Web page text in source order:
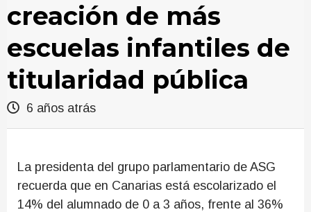
creación de más
escuelas infantiles de
titularidad pública
6 años atrás
La presidenta del grupo parlamentario de ASG
recuerda que en Canarias está escolarizado el
14% del alumnado de 0 a 3 años, frente al 36%